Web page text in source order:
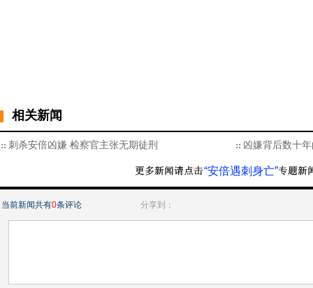
相关新闻
刺杀安倍凶嫌 检察官主张无期徒刑 凶嫌背后数十
“安倍遇刺身亡”
当前新闻共有0条评论 分享到：